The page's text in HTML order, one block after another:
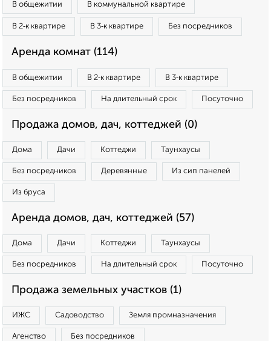
В общежитии В коммунальной квартире
В 2‑к квартире В 3‑к квартире Без посредников
Аренда комнат (114)
В общежитии В 2‑к квартире В 3‑к квартире
Без посредников На длительный срок Посуточно
Продажа домов, дач, коттеджей (0)
Дома Дачи Коттеджи Таунхаусы
Без посредников Деревянные Из сип панелей
Из бруса
Аренда домов, дач, коттеджей (57)
Дома Дачи Коттеджи Таунхаусы
Без посредников На длительный срок Посуточно
Продажа земельных участков (1)
ИЖС Садоводство Земля промназначения
Агенство Без посредников